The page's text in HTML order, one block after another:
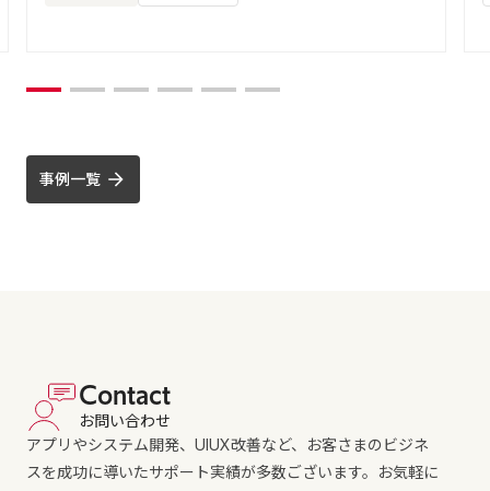
事例一覧
Contact
お問い合わせ
アプリやシステム開発、UIUX改善など、お客さまのビジネ
スを成功に導いたサポート実績が多数ございます。お気軽に